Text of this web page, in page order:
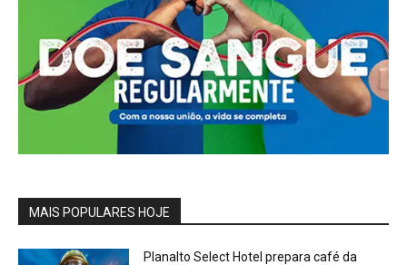
MAIS POPULARES HOJE
Planalto Select Hotel prepara café da